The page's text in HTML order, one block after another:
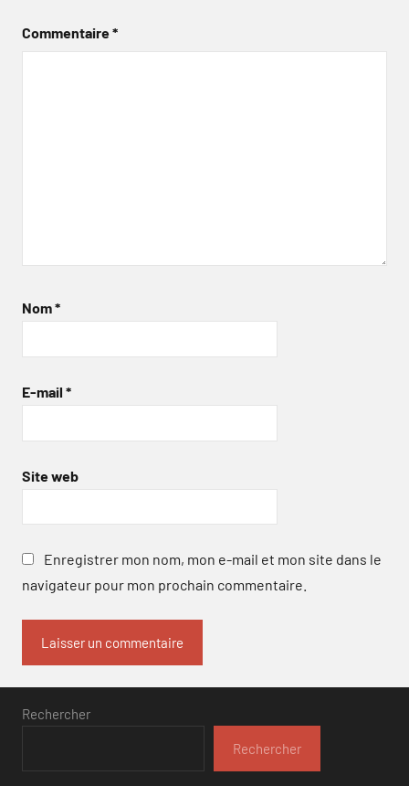
Commentaire*
Nom*
E-mail *
Site web
Enregistrer mon nom, mon e-mail et mon site dans le
navigateur pour mon prochain commentaire.
Rechercher
Rechercher